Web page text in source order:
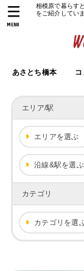
相模原で暮らす
をご紹介してい
あさとち橋本 コ
MENU
エリア/駅
エリアを選ぶ
沿線&駅を選ぶ
カテゴリ
カテゴリを選